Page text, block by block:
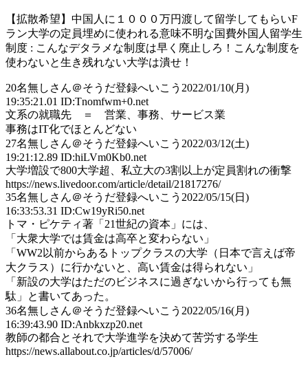
【拡散希望】中国人に１０００万円渡して留学してもらいF
ラン大学の定員埋めに使われる意味不明な国費外国人留学生
制度 : こんなデタラメな制度は早く廃止しろ！こんな制度を
使わないと生き残れない大学は潰せ！
20名無しさん＠そうだ登録へいこう 2022/01/10(月)
19:35:21.01 ID:Tnomfwm+0.net
文系の就職先 ＝ 営業、事務、サービス業
事務はIT化でほとんどない
27名無しさん＠そうだ登録へいこう 2022/03/12(土)
19:21:12.89 ID:hiLVm0Kb0.net
大学増設で800大学超、私立大の3割以上が定員割れの衝撃
https://news.livedoor.com/article/detail/21817276/
35名無しさん＠そうだ登録へいこう 2022/05/15(日)
16:33:53.31 ID:Cw19yRi50.net
トマ・ピケティ著「21世紀の資本」には、
「大衆大学では賃金は高卒と変わらない」
「WW2以前からあるトップクラスの大学（日本で言えば帝
大クラス）に行かないと、高い賃金は得られない」
「新設の大学はただのビジネスに過ぎないから行っても無
駄」と書いてあった。
36名無しさん＠そうだ登録へいこう 2022/05/16(月)
16:39:43.90 ID:Anbkxzp20.net
教師の都合とそれで大学進学を決めて苦労する学生
https://news.allabout.co.jp/articles/d/57006/